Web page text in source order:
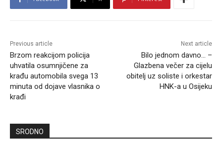
Previous article
Brzom reakcijom policija
uhvatila osumnjičene za
krađu automobila svega 13
minuta od dojave vlasnika o
krađi
Next article
Bilo jednom davno… –
Glazbena večer za cijelu
obitelj uz soliste i orkestar
HNK-a u Osijeku
SRODNO